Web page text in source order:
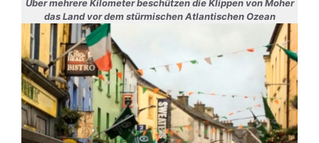
Über mehrere Kilometer beschützen dieKlippen von Moher
das Land vor dem stürmischen Atlantischen Ozean